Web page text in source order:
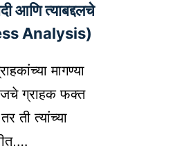
आणि त्याबद्दलचे
Analysis)
मागण्या
ग्राहक फक्त
ती त्यांच्या